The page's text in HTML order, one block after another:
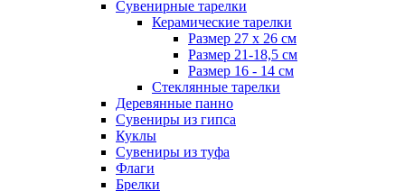
Сувенирные тарелки
Керамические тарелки
Размер 27 х 26 см
Размер 21-18,5 см
Размер 16 - 14 см
Стеклянные тарелки
Деревянные панно
Сувениры из гипса
Куклы
Сувениры из туфа
Флаги
Брелки